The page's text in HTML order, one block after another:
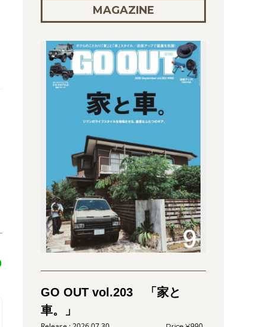
MAGAZINE
GO OUT vol.203 「家と
車。」